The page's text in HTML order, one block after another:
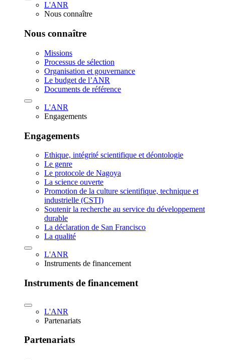
L'ANR
Nous connaître
Nous connaître
Missions
Processus de sélection
Organisation et gouvernance
Le budget de l’ANR
Documents de référence
L'ANR
Engagements
Engagements
Ethique, intégrité scientifique et déontologie
Le genre
Le protocole de Nagoya
La science ouverte
Promotion de la culture scientifique, technique et
industrielle (CSTI)
Soutenir la recherche au service du développement
durable
La déclaration de San Francisco
La qualité
L'ANR
Instruments de financement
Instruments de financement
L'ANR
Partenariats
Partenariats